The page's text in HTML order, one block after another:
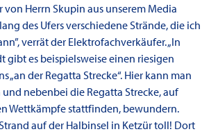
von Herrn Skupin aus unserem Media
des Ufers verschiedene Strände, die ich
verrät der Elektrofachverkäufer. „In
gibt es beispielsweise einen riesigen
„an der Regatta Strecke“. Hier kann man
nebenbei die Regatta Strecke, auf
Wettkämpfe stattfinden, bewundern.
auf der Halbinsel in Ketzür toll! Dort